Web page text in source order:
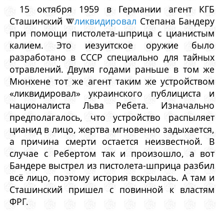
15 октября 1959 в Германии агент КГБ
Сташинский
ликвидировал Степана Бандеру
при помощи пистолета-шприца с цианистым
калием. Это иезуитское оружие было
разработано в СССР специально для тайных
отравлений. Двумя годами раньше в том же
Мюнхене тот же агент таким же устройством
«ликвидировал» украинского публициста и
националиста Льва Ребета. Изначально
предполагалось, что устройство распыляет
цианид в лицо, жертва мгновенно задыхается,
а причина смерти остается неизвестной. В
случае с Ребертом так и произошло, а вот
Бандере выстрел из пистолета-шприца разбил
всё лицо, поэтому история вскрылась. А там и
Сташинский пришел с повинной к властям
ФРГ.